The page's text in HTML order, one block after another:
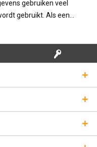
gebruiken veel
gebruikt. Als een...
LICENTIESLEUTELS